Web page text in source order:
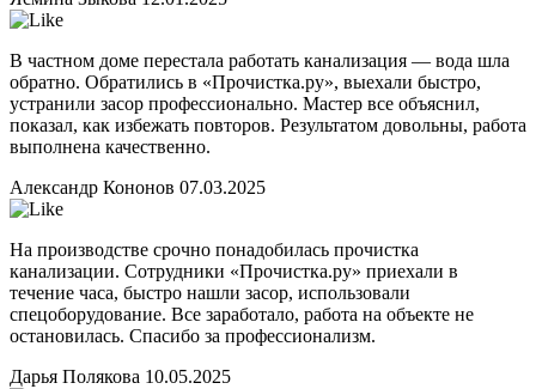
В частном доме перестала работать канализация — вода шла
обратно. Обратились в «Прочистка.ру», выехали быстро,
устранили засор профессионально. Мастер все объяснил,
показал, как избежать повторов. Результатом довольны, работа
выполнена качественно.
Александр Кононов 07.03.2025
На производстве срочно понадобилась прочистка
канализации. Сотрудники «Прочистка.ру» приехали в
течение часа, быстро нашли засор, использовали
спецоборудование. Все заработало, работа на объекте не
остановилась. Спасибо за профессионализм.
Дарья Полякова 10.05.2025